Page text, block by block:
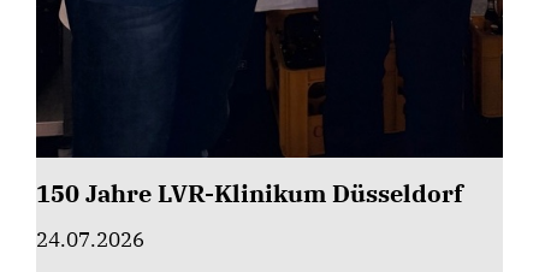
150 Jahre LVR-Klinikum Düsseldorf
24.07.2026